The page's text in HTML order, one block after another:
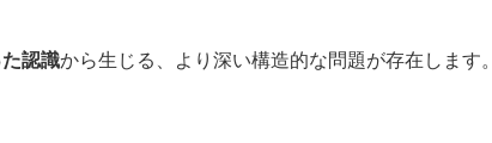
認識から生じる、より深い構造的な問題が存在します。